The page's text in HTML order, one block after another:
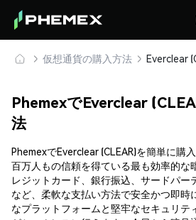
仮想通貨の購入方法
PhemexでEverclear
法
PhemexでEverclear (CLEAR)を簡単に購
百万人もの信頼を得ている最も効率的な
レジットカード、銀行振込、サードパー
など、柔軟な支払い方法で安全かつ即時
なプラットフォームと堅牢なセキュリテ